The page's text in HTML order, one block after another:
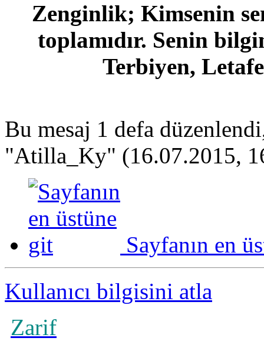
Zenginlik; Kimsenin
toplamıdır. Senin
Terbiyen,
Bu mesaj 1 defa
"Atilla_Ky" (16.07.2015,
Sayfanın en
Kullanıcı bilgisini atla
Zarif